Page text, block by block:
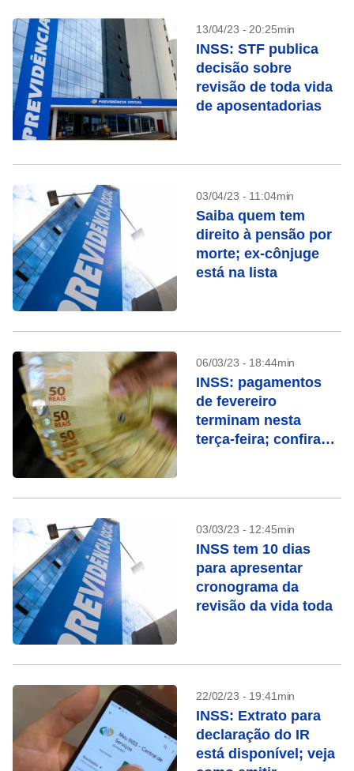
13/04/23 - 20:25min
INSS: STF publica
decisão sobre
revisão de toda vida
de aposentadorias
03/04/23 - 11:04min
Saiba quem tem
direito à pensão por
morte; ex-cônjuge
está na lista
06/03/23 - 18:44min
INSS: pagamentos
de fevereiro
terminam nesta
terça-feira; confira
03/03/23 - 12:45min
INSS tem 10 dias
para apresentar
cronograma da
revisão da vida toda
22/02/23 - 19:41min
INSS: Extrato para
declaração do IR
está disponível; veja